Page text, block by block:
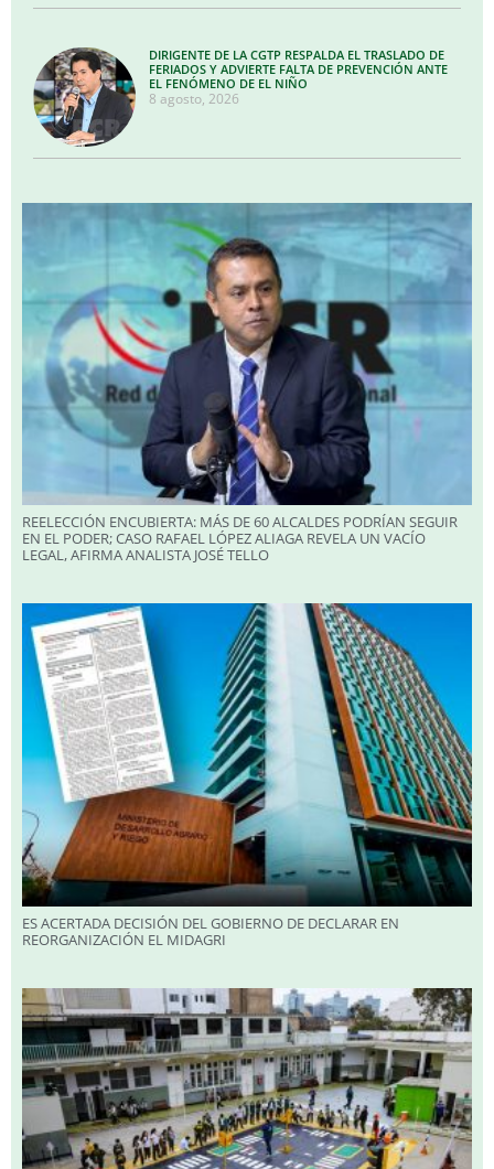
DIRIGENTE DE LA CGTP RESPALDA EL TRASLADO DE
FERIADOS Y ADVIERTE FALTA DE PREVENCIÓN ANTE
EL FENÓMENO DE EL NIÑO
8 agosto, 2026
REELECCIÓN ENCUBIERTA: MÁS DE 60 ALCALDES PODRÍAN SEGUIR
EN EL PODER; CASO RAFAEL LÓPEZ ALIAGA REVELA UN VACÍO
LEGAL, AFIRMA ANALISTA JOSÉ TELLO
ES ACERTADA DECISIÓN DEL GOBIERNO DE DECLARAR EN
REORGANIZACIÓN EL MIDAGRI